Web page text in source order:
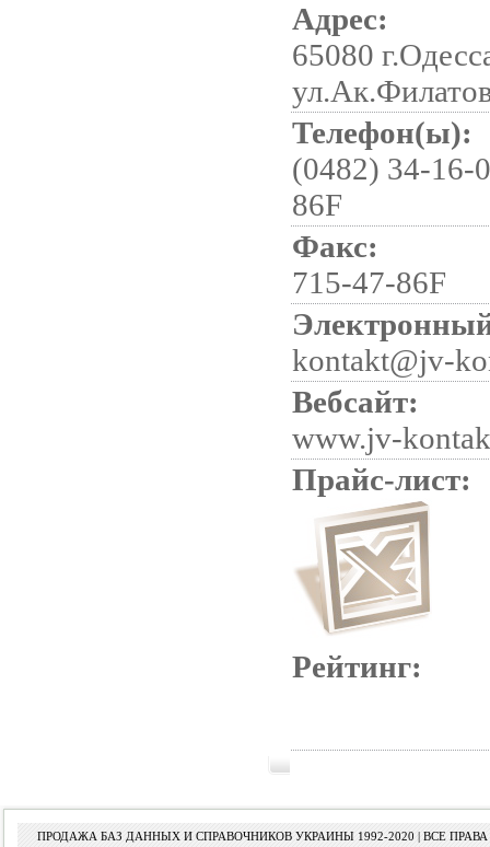
Адрес:
65080
Телефон(ы):
(0482) 34-16-
86F
Факс:
715-47-86F
kontakt@jv-
Вебсайт:
www.jv-
Прайс-лист:
Рейтинг:
ПРОДАЖА БАЗ ДАННЫХ И СПРАВОЧНИКОВ УКРАИНЫ 1992-2020 | ВСЕ